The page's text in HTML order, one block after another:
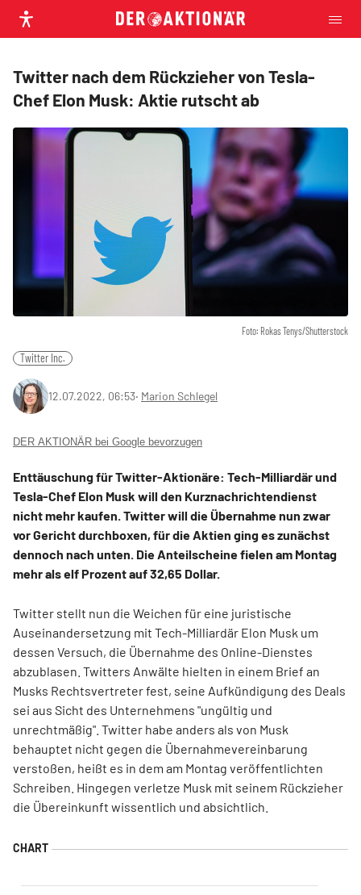
Twitter nach dem Rückzieher von Tesla-
Chef Elon Musk: Aktie rutscht ab
Foto: Rokas Tenys/Shutterstock
Twitter Inc.
12.07.2022, 06:53‧ Marion Schlegel
DER AKTIONÄR bei Google bevorzugen
Enttäuschung für Twitter-Aktionäre: Tech-Milliardär und
Tesla-Chef Elon Musk will den Kurznachrichtendienst
nicht mehr kaufen. Twitter will die Übernahme nun zwar
vor Gericht durchboxen, für die Aktien ging es zunächst
dennoch nach unten. Die Anteilscheine fielen am Montag
mehr als elf Prozent auf 32,65 Dollar.
Twitter stellt nun die Weichen für eine juristische
Auseinandersetzung mit Tech-Milliardär Elon Musk um
dessen Versuch, die Übernahme des Online-Dienstes
abzublasen. Twitters Anwälte hielten in einem Brief an
Musks Rechtsvertreter fest, seine Aufkündigung des Deals
sei aus Sicht des Unternehmens "ungültig und
unrechtmäßig". Twitter habe anders als von Musk
behauptet nicht gegen die Übernahmevereinbarung
verstoßen, heißt es in dem am Montag veröffentlichten
Schreiben. Hingegen verletze Musk mit seinem Rückzieher
die Übereinkunft wissentlich und absichtlich.